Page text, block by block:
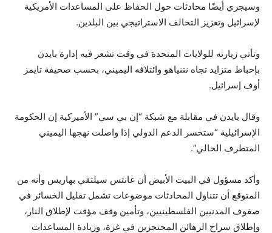
وسيجري أيضًا محادثات حول الحفاظ على المساعدات الأمريكية
لإسرائيل وتعزيز التحالف الاستراتيجي بين البلدين.
وتأتي زيارته للولايات المتحدة في وقت تشعر فيه إدارة بايدن
بإحباط متزايد تجاه نتنياهو وائتلافه اليميني، بحسب صحيفة تايمز
أوف إسرائيل.
وقال بايدن في مقابلة مع شبكة “إن بي سي” الأميركية إن الحكومة
الإسرائيلية “ستخسر الدعم الدولي إذا واصلت نهجها اليميني
المتطرف الحالي”.
وأكد مسؤول في البيت الأبيض أن غانتس سيلتقي بهاريس وأنه من
المتوقع أن تتناول المحادثات موضوعات تشمل تقليل الخسائر في
صفوف المدنيين الفلسطينيين، وتأمين وقف مؤقت لإطلاق النار،
وإطلاق سراح الرهائن المحتجزين في غزة، وزيادة المساعدات